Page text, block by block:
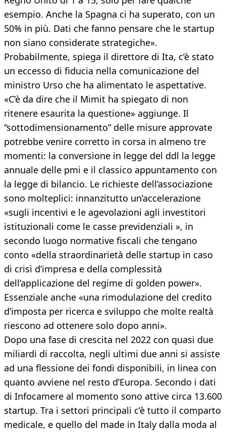
esempio. Anche la Spagna ci ha superato, con un
50% in più. Dati che fanno pensare che le startup
non siano considerate strategiche».
Probabilmente, spiega il direttore di Ita, c’è stato
un eccesso di fiducia nella comunicazione del
ministro Urso che ha alimentato le aspettative.
«C’è da dire che il Mimit ha spiegato di non
ritenere esaurita la questione» aggiunge. Il
“sottodimensionamento” delle misure approvate
potrebbe venire corretto in corsa in almeno tre
momenti: la conversione in legge del ddl la legge
annuale delle pmi e il classico appuntamento con
la legge di bilancio. Le richieste dell’associazione
sono molteplici: innanzitutto un’accelerazione
«sugli incentivi e le agevolazioni agli investitori
istituzionali come le casse previdenziali », in
secondo luogo normative fiscali che tengano
conto «della straordinarietà delle startup in caso
di crisi d’impresa e della complessità
dell’applicazione del regime di golden power».
Essenziale anche «una rimodulazione del credito
d’imposta per ricerca e sviluppo che molte realtà
riescono ad ottenere solo dopo anni».
Dopo una fase di crescita nel 2022 con quasi due
miliardi di raccolta, negli ultimi due anni si assiste
ad una flessione dei fondi disponibili, in linea con
quanto avviene nel resto d’Europa. Secondo i dati
di Infocamere al momento sono attive circa 13.600
startup. Tra i settori principali c’è tutto il comparto
medicale, e quello del made in Italy dalla moda al